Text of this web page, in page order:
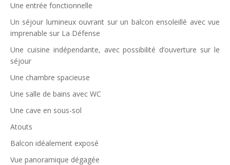
Une entrée fonctionnelle
Un séjour lumineux ouvrant sur un balcon ensoleillé avec vue
imprenable sur La Défense
Une cuisine indépendante, avec possibilité d’ouverture sur le
séjour
Une chambre spacieuse
Une salle de bains avec WC
Une cave en sous-sol
Atouts
Balcon idéalement exposé
Vue panoramique dégagée